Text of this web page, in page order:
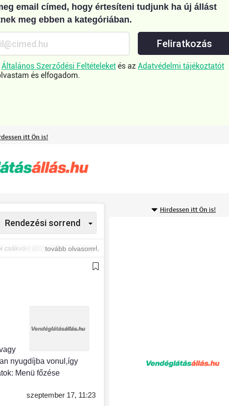
email címed, hogy értesíteni tudjunk ha új állást
meg ebben a kategóriában.
Feliratkozás
Általános Szerződési Feltételeket és az Adatvédelmi tájékoztatót
és elfogadom.
itt Ön is!
állásokért iratkozz fel,
tovább olvasom
nyugdíjba vonul,így
Menü főzése
szeptember 17, 11:23
Hirdessen itt Ön is!